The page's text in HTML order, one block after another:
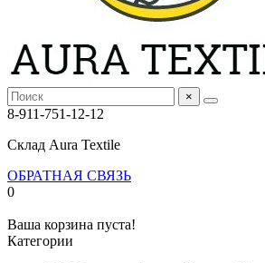
×
8-911-751-12-12
Склад Aura Textile
ОБРАТНАЯ СВЯЗЬ
0
Ваша корзина пуста!
Категории